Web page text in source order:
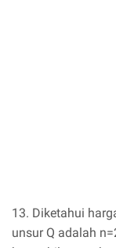
13. Diketahui
unsur Q adalah